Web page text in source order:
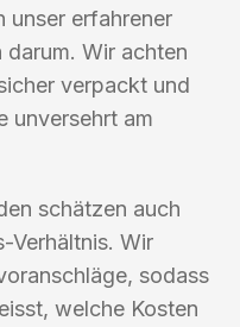
unser erfahrener
Wir achten
verpackt und
unversehrt am
schätzen auch
Verhältnis. Wir
sodass
welche Kosten